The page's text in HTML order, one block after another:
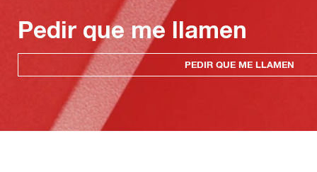
Pedir que me llamen
PEDIR QUE ME LLAMEN